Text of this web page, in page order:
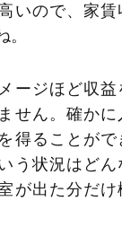
いので、家賃
。
ージほど収
せん。確か
得ることがで
う状況はどん
が出た分だけ